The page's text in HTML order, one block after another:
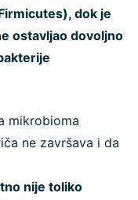
dok je
ostavljao dovoljno
mikrobioma
ne završava i da
nije toliko